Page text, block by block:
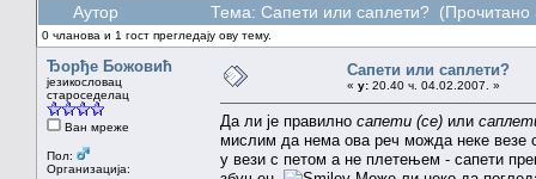
Аутор Тема: Сапети или саплети? (Прочитано
0 чланова и 1 гост прегледају ову тему.
Ђорђе Божовић
језикословац
староседелац
Ван мреже
Пол:
Организација:
Сапети или саплети?
« у: 20.40 ч. 04.02.2007. »
Да ли је правилно сапети (се) или
мислим да нема ова реч можда неке
у вези с петом а не плетењем - сапети